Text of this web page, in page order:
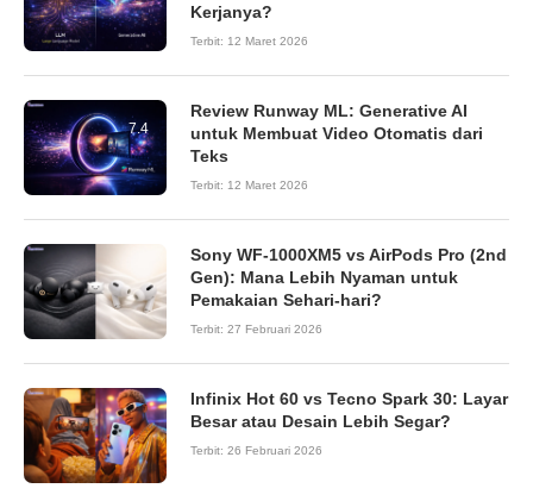
Kerjanya?
Terbit: 12 Maret 2026
7.4
Review Runway ML: Generative AI
untuk Membuat Video Otomatis dari
Teks
Terbit: 12 Maret 2026
Sony WF-1000XM5 vs AirPods Pro (2nd
Gen): Mana Lebih Nyaman untuk
Pemakaian Sehari-hari?
Terbit: 27 Februari 2026
Infinix Hot 60 vs Tecno Spark 30: Layar
Besar atau Desain Lebih Segar?
Terbit: 26 Februari 2026